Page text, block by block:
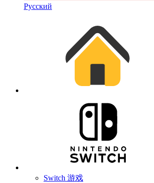
Русский
Switch 游戏